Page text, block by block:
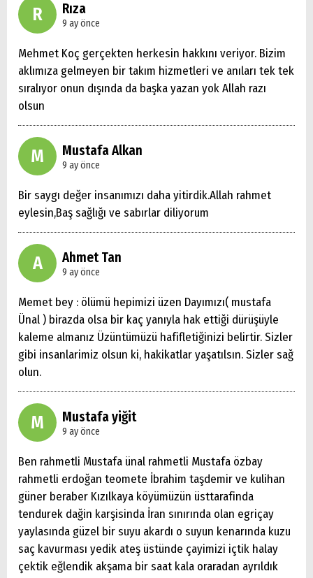
R Rıza
9 ay önce
Mehmet Koç gerçekten herkesin hakkını veriyor. Bizim
aklımıza gelmeyen bir takım hizmetleri ve anıları tek tek
sıralıyor onun dışında da başka yazan yok Allah razı
olsun
M Mustafa Alkan
9 ay önce
Bir saygı değer insanımızı daha yitirdik.Allah rahmet
eylesin,Baş sağlığı ve sabırlar diliyorum
A Ahmet Tan
9 ay önce
Memet bey : ölümü hepimizi üzen Dayımızı( mustafa
Ünal ) birazda olsa bir kaç yanıyla hak ettiği dürüşüyle
kaleme almanız Üzüntümüzü hafifletiğinizi belirtir. Sizler
gibi insanlarimiz olsun ki, hakikatlar yaşatılsın. Sizler sağ
olun.
M Mustafa yiğit
9 ay önce
Ben rahmetli Mustafa ünal rahmetli Mustafa özbay
rahmetli erdoğan teomete İbrahim taşdemir ve kulihan
güner beraber Kızılkaya köyümüzün üsttarafinda
tendurek dağin karşisinda İran sınırında olan egriçay
yaylasında güzel bir suyu akardı o suyun kenarında kuzu
saç kavurması yedik ateş üstünde çayimizi içtik halay
çektik eğlendik akşama bir saat kala oraradan ayrıldık